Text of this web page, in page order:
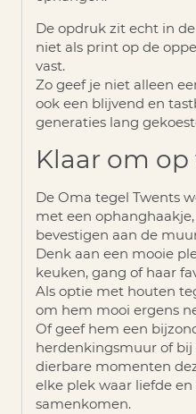
De opdruk zit echt in
niet als print op de
vast.
Zo geef je niet alleen
ook een blijvend en
generaties lang
Klaar om
De Oma tegel Twents
met een ophanghaakje
bevestigen aan de
Denk aan een mooie
keuken, gang of haar
Als optie met houten
om hem mooi ergens
Of geef hem een
herdenkingsmuur of bij
dierbare momenten
elke plek waar liefde
samenkomen.